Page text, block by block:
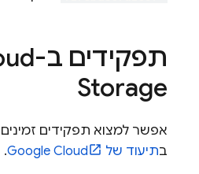
תפקידים ב-
Storage
אפשר למצוא תפקידים
בתיעוד של Google Cloud
.